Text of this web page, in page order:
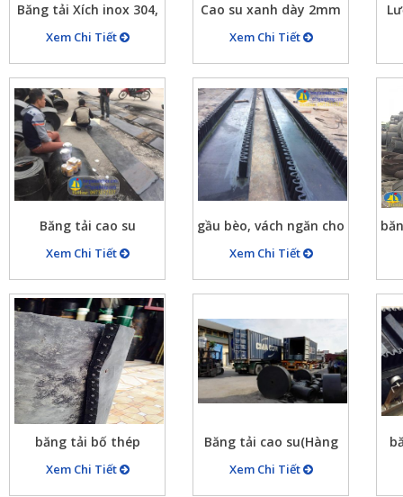
Băng tải Xích inox 304,
bang tai xich, bánh
răng cho băng tải xích
tại Ánh Thiên 675 Giải
Phóng – HN
Xem Chi Tiết
Cao su xanh dày 2mm
chống tĩnh điện dùng
trong các ngành công
nghiệp điện tử
Xem Chi Tiết
Băng tải cao su
Xem Chi Tiết
gầu bèo, vách ngăn cho
băng tải cao su
Xem Chi Tiết
băng tải bố thép
Xem Chi Tiết
Băng tải cao su(Hàng
về)
Xem Chi Tiết